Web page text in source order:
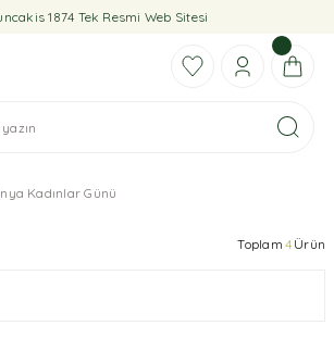
1874 Tek Resmi Web Sitesi
Kadınlar Günü
Toplam 4 Ürün